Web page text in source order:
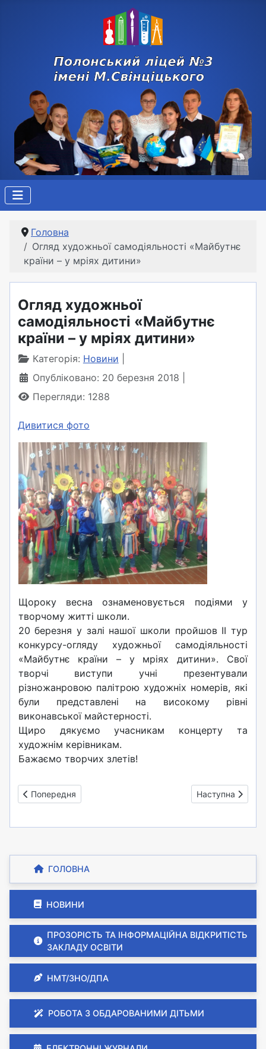
ГОЛОВНА
НОВИНИ
ПРОЗОРІСТЬ ТА ІНФОРМАЦІЙНА ВІДКРИТІСТЬ
ЗАКЛАДУ ОСВІТИ
НМТ/ЗНО/ДПА
РОБОТА З ОБДАРОВАНИМИ ДІТЬМИ
Головна
Огляд художньої самодіяльності «Майбутнє
країни – у мріях дитини»
Огляд художньої
самодіяльності «Майбутнє
країни – у мріях дитини»
Категорія: Новини
Опубліковано: 20 березня 2018
Перегляди: 1288
Дивитися фото
Щороку весна ознаменовується подіями у
творчому житті школи.
20 березня у залі нашої школи пройшов ІІ тур
конкурсу-огляду художньої самодіяльності
«Майбутнє країни – у мріях дитини». Свої
творчі виступи учні презентували
різножанровою палітрою художніх номерів, які
були представлені на високому рівні
виконавської майстерності.
Щиро дякуємо учасникам концерту та
художнім керівникам.
Бажаємо творчих злетів!
Попередня стаття: 7 квітня - Всесвітній день здоров’я
Попередня Наступна
Наступна